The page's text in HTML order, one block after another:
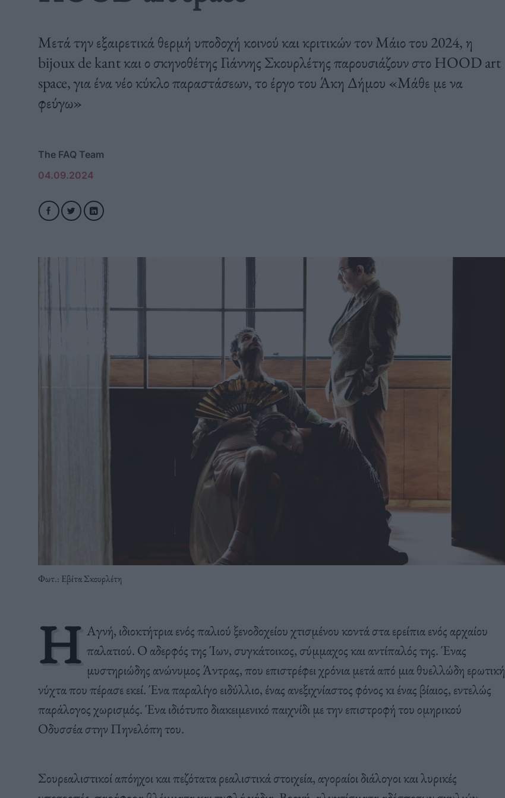
Μετά την εξαιρετικά θερμή υποδοχή κοινού και κριτικών τον Μάιο του 2024, η
bijoux de kant και ο σκηνοθέτης Γιάννης Σκουρλέτης παρουσιάζουν στο HOOD art
space, για ένα νέο κύκλο παραστάσεων, το έργο του Άκη Δήμου «Μάθε με να
φεύγω»
The FAQ Team
04.09.2024
Φωτ.: Εβίτα Σκουρλέτη
Η Αγνή, ιδιοκτήτρια ενός παλιού ξενοδοχείου χτισμένου κοντά στα ερείπια ενός αρχαίου
παλατιού. Ο αδερφός της Ίων, συγκάτοικος, σύμμαχος και αντίπαλός της. Ένας
μυστηριώδης ανώνυμος Άντρας, που επιστρέφει χρόνια μετά από μια θυελλώδη ερωτική
νύχτα που πέρασε εκεί. Ένα παραλίγο ειδύλλιο, ένας ανεξιχνίαστος φόνος κι ένας βίαιος, εντελώς
παράλογος χωρισμός. Ένα ιδιότυπο διακειμενικό παιχνίδι με την επιστροφή του ομηρικού
Οδυσσέα στην Πηνελόπη του.
Σουρεαλιστικοί απόηχοι και πεζότατα ρεαλιστικά στοιχεία, αγοραίοι διάλογοι και λυρικές